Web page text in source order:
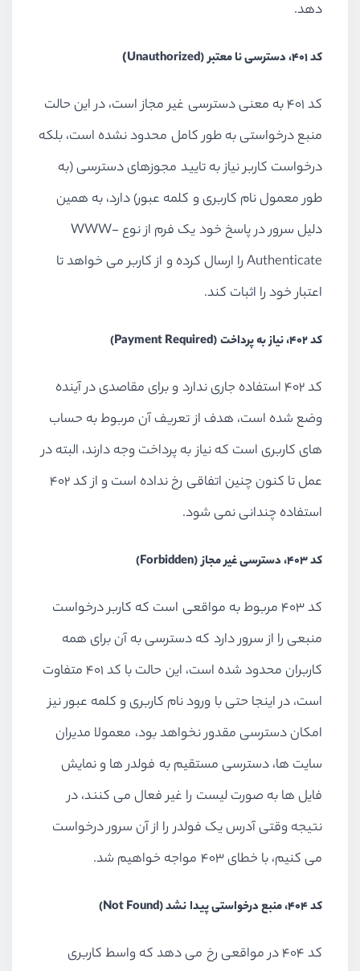
دهد.
کد 401، دسترسی نا معتبر (Unauthorized )
کد 401 به معنی دسترسی غیر مجاز است، در این حالت
منبع درخواستی به طور کامل محدود نشده است، بلکه
درخواست کاربر نیاز به تایید مجوزهای دسترسی (به
طور معمول نام کاربری و کلمه عبور) دارد، به همین
دلیل سرور در پاسخ خود یک فرم از نوع WWW-
Authenticate را ارسال کرده و از کاربر می خواهد تا
اعتبار خود را اثبات کند.
کد 402، نیاز به پرداخت (Payment Required)
کد 402 استفاده جاری ندارد و برای مقاصدی در آینده
وضع شده است، هدف از تعریف آن مربوط به حساب
های کاربری است که نیاز به پرداخت وجه دارند، البته در
عمل تا کنون چنین اتفاقی رخ نداده است و از کد 402
استفاده چندانی نمی شود.
کد 403، دسترسی غیر مجاز (Forbidden)
کد 403 مربوط به مواقعی است که کاربر درخواست
منبعی را از سرور دارد که دسترسی به آن برای همه
کاربران محدود شده است، این حالت با کد 401 متفاوت
است، در اینجا حتی با ورود نام کاربری و کلمه عبور نیز
امکان دسترسی مقدور نخواهد بود، معمولا مدیران
سایت ها، دسترسی مستقیم به فولدر ها و نمایش
فایل ها به صورت لیست را غیر فعال می کنند، در
نتیجه وقتی آدرس یک فولدر را از آن سرور درخواست
می کنیم، با خطای 403 مواجه خواهیم شد.
کد 404، منبع درخواستی پیدا نشد (Not Found)
کد 404 در مواقعی رخ می دهد که واسط کاربری